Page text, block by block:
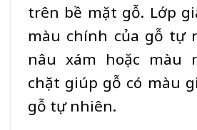
trên bề mặt gỗ. Lớp
màu chính của gỗ tự
nâu xám hoặc màu
chặt giúp gỗ có màu
gỗ tự nhiên.